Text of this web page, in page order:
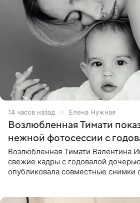
14 часов назад Елена Нужная
Возлюбленная Тимати
нежной фотосессии с
Возлюбленная Тимати Валентина
свежие кадры с годовалой
опубликовала совместные снимки